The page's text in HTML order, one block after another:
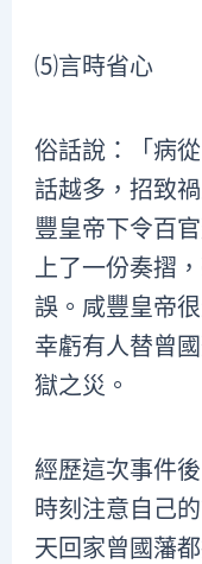
⑸言時省心
俗話說：「病
話越多，招致
豐皇帝下令百
上了一份奏摺
誤。咸豐皇帝
幸虧有人替曾
獄之災。
經歷這次事件
時刻注意自己
天回家曾國藩